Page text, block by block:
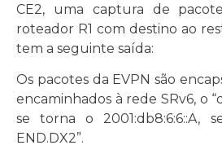
CE2, uma captura de
roteador R1 com destino ao
tem a seguinte saída:
Os pacotes da EVPN são
encaminhados à rede SRv6, o
se torna o 2001:db8:6:6::A,
END.DX2”.